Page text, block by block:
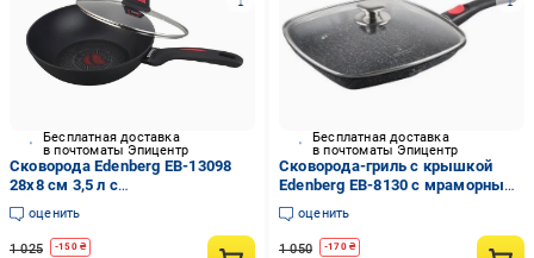
Бесплатная доставка
в почтоматы Эпицентр
Сковорода Edenberg EB-13098
28х8 см 3,5 л с
термоиндикатором и
антипригарным покрытием с
крышкой
оценить
1 025 -150₴
Бесплатная доставка
в почтоматы Эпицентр
Сковорода-гриль с крышкой
Edenberg EB-8130 с мраморным
покрытием и съемной ручкой 28
см
оценить
1 050 -170₴